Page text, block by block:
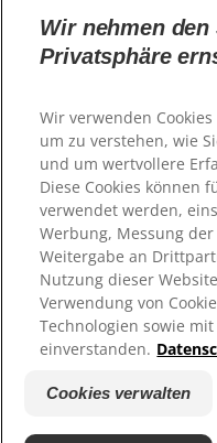
© 2026 Colgate-
Nutzungsbedingungen
Datenschutzrichtlinie
Wir nehmen
Privatsphäre
Wir verwenden
um zu verstehen, wie
und um wertvollere
Diese Cookies können
verwendet werden,
Werbung, Messung
Weitergabe an
Nutzung dieser
Verwendung von
Technologien sowie
einverstanden.
Cookies verwalten